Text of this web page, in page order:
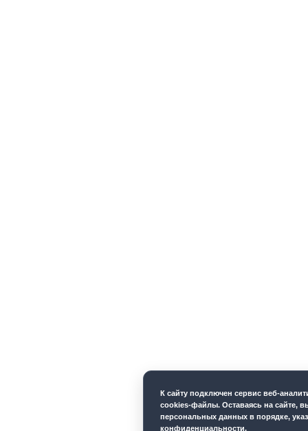
К cайту подключен сервис веб-
cookies-файлы. Оставаясь на сайте,
персональных данных в порядке,
конфиденциальности.